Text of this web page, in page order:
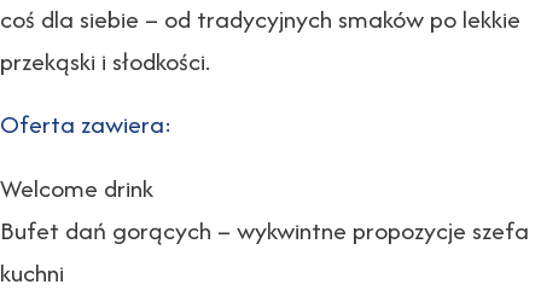
coś dla siebie – od tradycyjnych smaków po lekkie
przekąski i słodkości.
Oferta zawiera:
Welcome drink
Bufet dań gorących – wykwintne propozycje szefa
kuchni